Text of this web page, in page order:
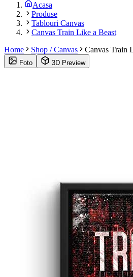
Acasa
Produse
Tablouri Canvas
Canvas Train Like a Beast
Home
Shop / Canvas Canvas Train
Foto 3D Preview